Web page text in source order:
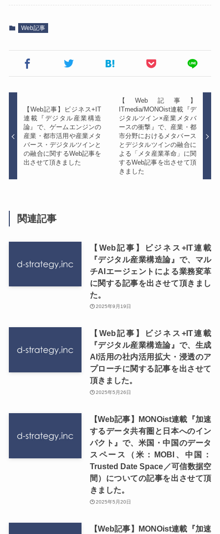
Web記事
【Web記事】ビジネス+IT
連載『デジタル産業構造
論』で、ゲームエンジンの
産業・都市活用や産業メタ
バース・デジタルツインと
の融合に関するWeb記事を
出させて頂きました
【Web記事】
ITmedia/MONOist連載『デ
ジタルツイン×産業メタバ
ースの衝撃』で、産業・都
市分野におけるメタバース
とデジタルツインの融合に
よる「メタ産業革命」に関
するWeb記事を出させて頂
きました
関連記事
【Web記事】ビジネス+IT連載
『デジタル産業構造論』で、マル
チAIエージェントによる業務変革
に関する記事を出させて頂きまし
た。
2025年9月19日
【Web記事】ビジネス+IT連載
『デジタル産業構造論』で、生成
AI活用の社内活用拡大・浸透のア
プローチに関する記事を出させて
頂きました。
2025年5月26日
【Web記事】MONOist連載『加速
するデータ共有圏と日本へのイン
パクト』で、米国・中国のデータ
スペース（米：MOBI、中国：
Trusted Date Space／可信数据空
間）についての記事を出させて頂
きました。
2025年5月20日
【Web記事】MONOist連載『加速